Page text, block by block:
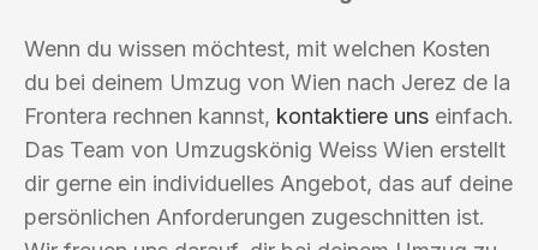
Wenn du wissen möchtest, mit welchen Kosten
du bei deinem Umzug von Wien nach Jerez de la
Frontera rechnen kannst, kontaktiere uns einfach.
Das Team von Umzugskönig Weiss Wien erstellt
dir gerne ein individuelles Angebot, das auf deine
persönlichen Anforderungen zugeschnitten ist.